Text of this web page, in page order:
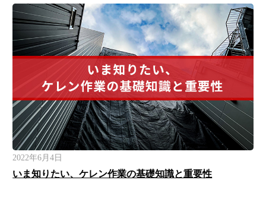
2022年6月4日
いま知りたい、ケレン作業の基礎知識と重要性